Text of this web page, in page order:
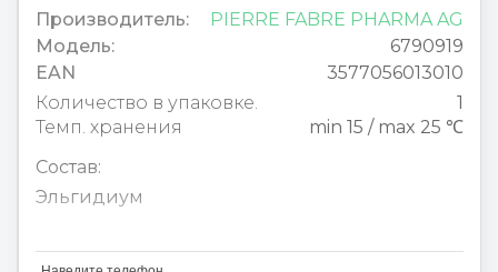
Производитель:
PIERRE FABRE PHARMA AG
Модель:
6790919
EAN
3577056013010
Количество в упаковке.
1
Темп. хранения
min 15 / max 25 ℃
Состав:
Эльгидиум
Elgydium